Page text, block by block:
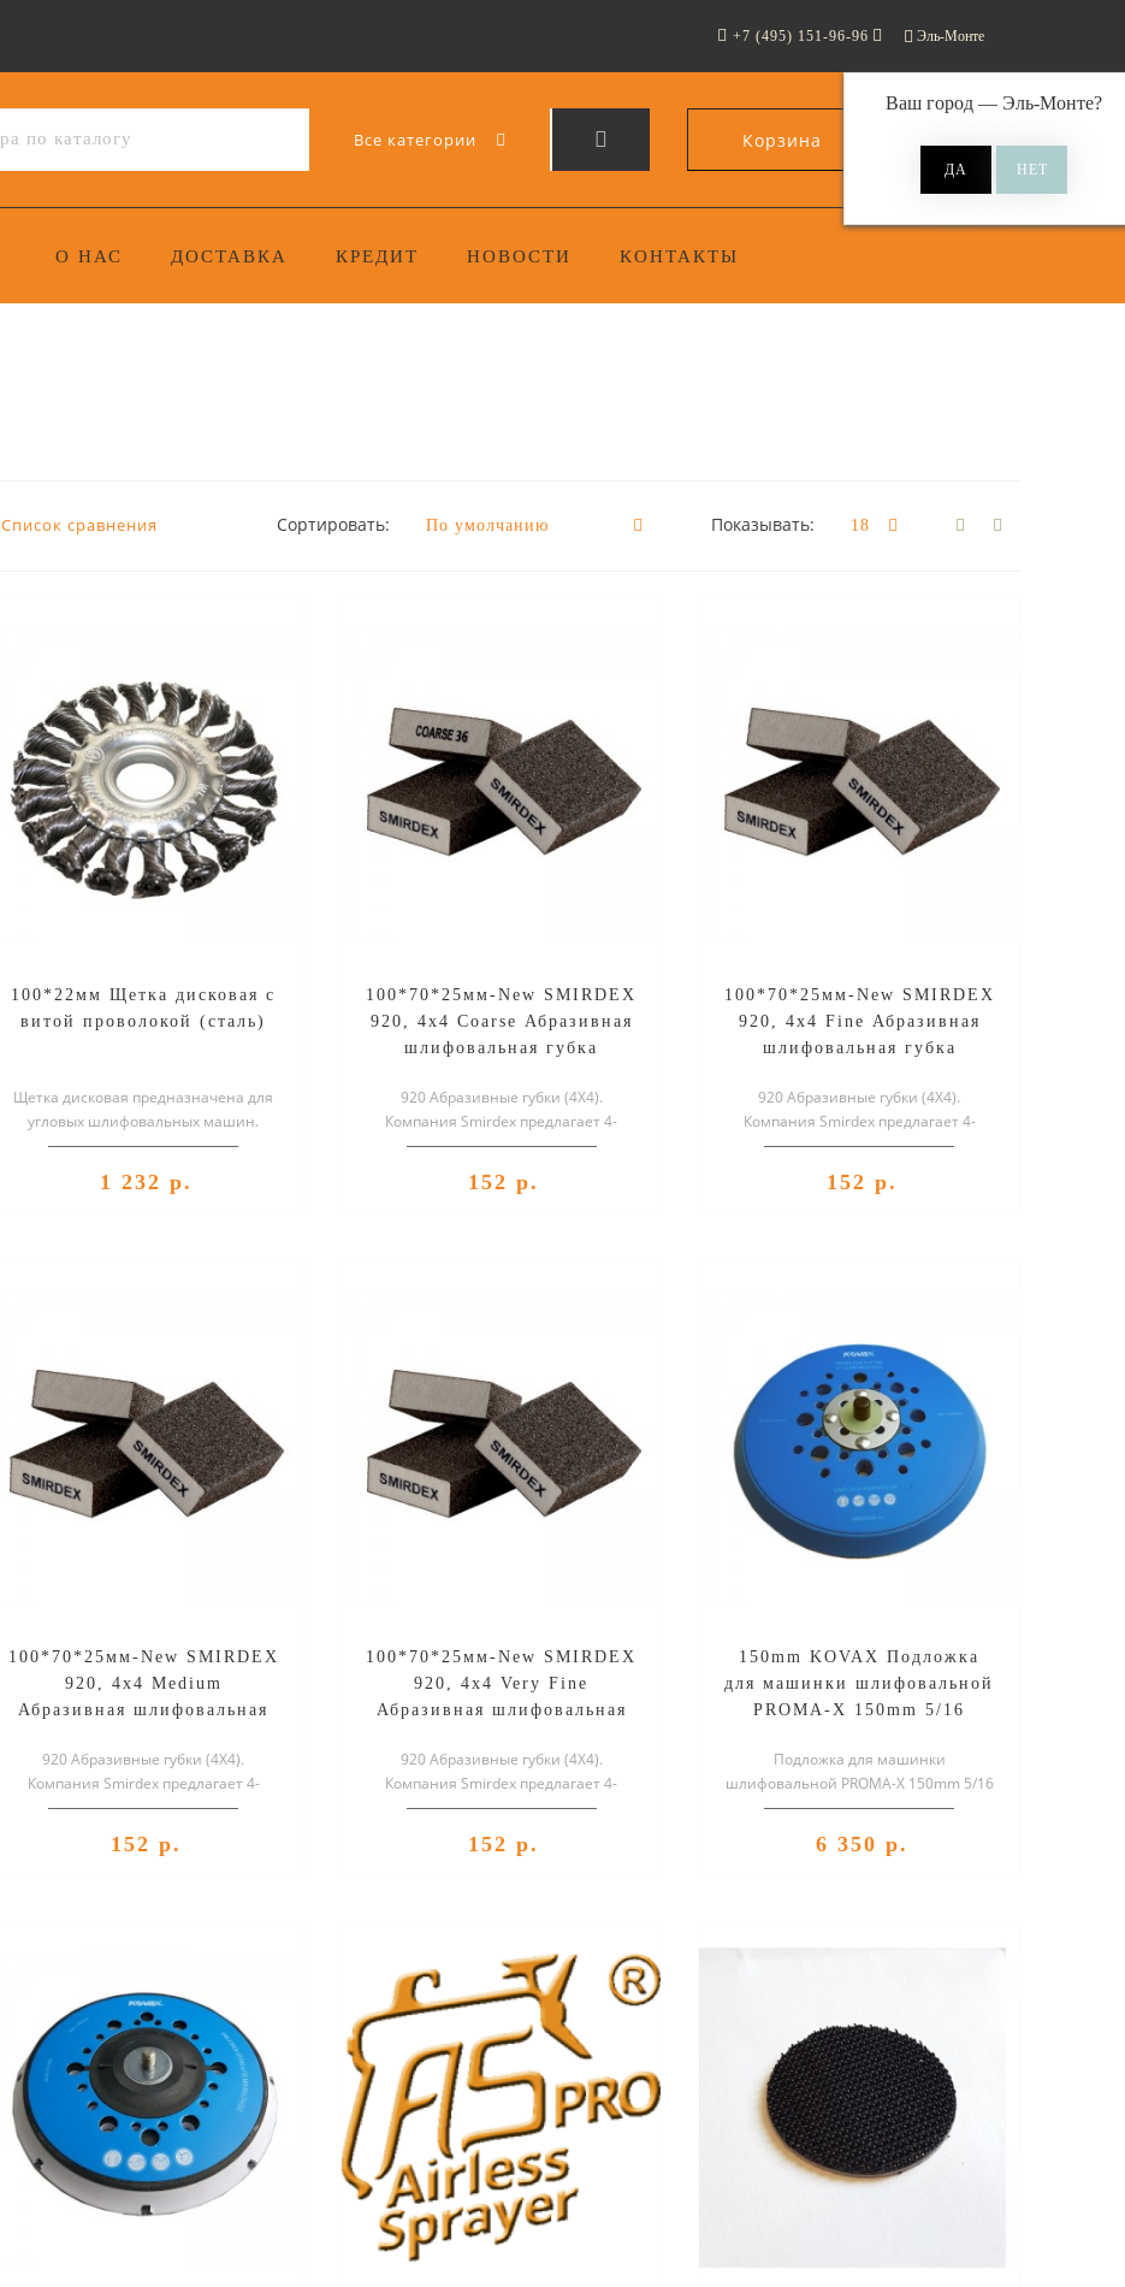
Эль-Монте
Ваш город — Эль-Монте?
+7 (495) 151-96-96
Все категории Корзина 0
О НАС ДОСТАВКА КРЕДИТ НОВОСТИ КОНТАКТЫ
Список сравнения Сортировать: Показывать:
100*22мм Щетка дисковая с
витой проволокой (сталь)
Щетка дисковая предназначена для
угловых шлифовальных машин.
Применяется для обработки
1 232 р.
100*70*25мм-New SMIRDEX
920, 4х4 Coarse Абразивная
шлифовальная губка
920 Абразивные губки (4X4).
Компания Smirdex предлагает 4-
сторонние шлифовальные губки с
152 р.
100*70*25мм-New SMIRDEX
920, 4х4 Fine Абразивная
шлифовальная губка
920 Абразивные губки (4X4).
Компания Smirdex предлагает 4-
сторонние шлифовальные губки с
152 р.
100*70*25мм-New SMIRDEX
920, 4х4 Medium
Абразивная шлифовальная
920 Абразивные губки (4X4).
Компания Smirdex предлагает 4-
сторонние шлифовальные губки с
152 р.
100*70*25мм-New SMIRDEX
920, 4х4 Very Fine
Абразивная шлифовальная
920 Абразивные губки (4X4).
Компания Smirdex предлагает 4-
сторонние шлифовальные губки с
152 р.
150mm KOVAX Подложка
для машинки шлифовальной
PROMA-X 150mm 5/16
Подложка для машинки
шлифовальной PROMA-X 150mm 5/16
KOVAX...
6 350 р.